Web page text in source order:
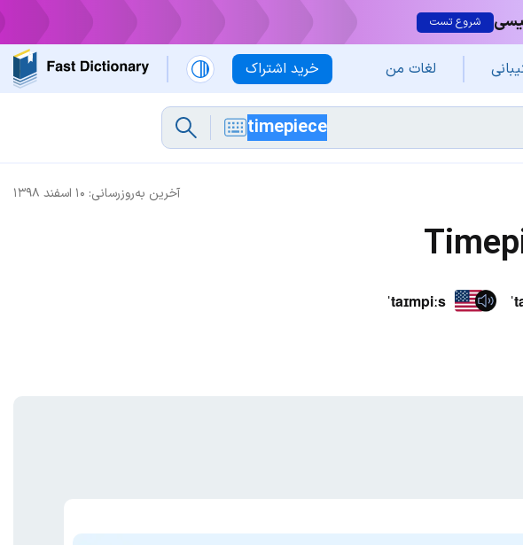
شروع تست
خرید اشتراک لغات من
آخرین به‌روزرسانی: ۱۰ اسفند ۱۳۹۸
ˈtaɪmpiːs